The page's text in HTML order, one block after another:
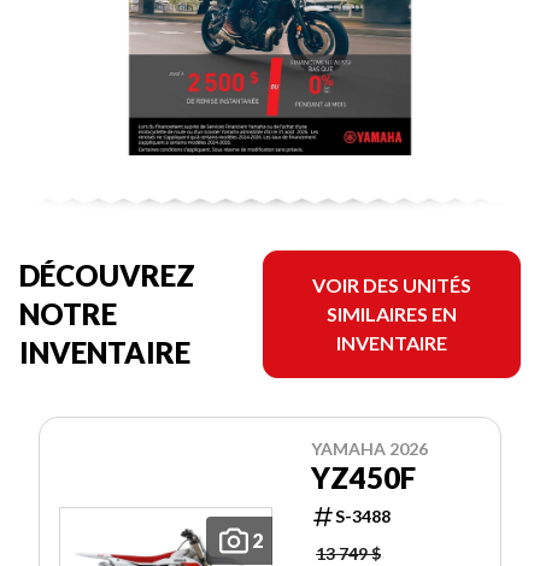
DÉCOUVREZ
NOTRE
INVENTAIRE
VOIR DES UNITÉS
SIMILAIRES EN
INVENTAIRE
2
YAMAHA 2026
YZ450F
S-3488
13 749 $